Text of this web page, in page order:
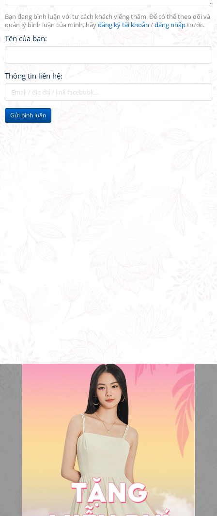
Bạn đang bình luận với tư cách khách viếng thăm. Để có thể theo dõi và
quản lý bình luận của mình, hãyđăng ký tài khoản /đăng nhậptrước.
Tên của bạn:
Thông tin liên hệ:
Gửi bình luận